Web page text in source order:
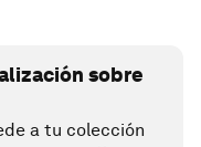
sobre
a tu colección